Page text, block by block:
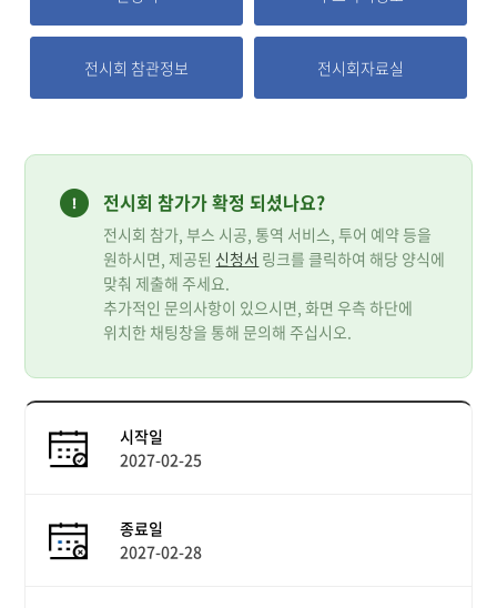
전시회 참관정보 전시회자료실
전시회 참가가 확정 되셨나요?
전시회 참가, 부스 시공, 통역 서비스, 투어 예약 등을
원하시면, 제공된 신청서 링크를 클릭하여 해당 양식에
맞춰 제출해 주세요.
추가적인 문의사항이 있으시면, 화면 우측 하단에
위치한 채팅창을 통해 문의해 주십시오.
시작일
2027-02-25
종료일
2027-02-28